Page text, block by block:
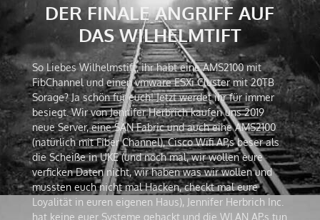
DER FINALE ANGRIFF AUF
DAS WILHELMTIFT
So Liebes Wilhelmstift, ihr habt eine AMS2100 mit
FibChannel und einen vmware ESXi Cluster mit 20TB
Sorage? Ja schön für euch! Jetzt werdet ihr für immer
besiegt. Wir von Jennifer Herbrich kaufen uns 2019
neue Server, eine SAN Fabric und auch eine AMS2100
(natürlich mit Fiber Channel), Cisco Wifi AP,s beser als
die Scheiße in UKE (und noch mal, wir wollen eure
verficken Daten nicht, wir haben was wir wollen und
mussten euch nicht mal Hacken, checkt mal eure
Loyalität in euren eigenen Haus), Jennifer Herbrich Inc.
hat keine euer Systeme gehackt und die WLAN AP,s tun